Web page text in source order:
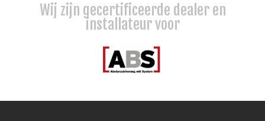
Wij zijn gecertificeerde dealer en
installateur voor